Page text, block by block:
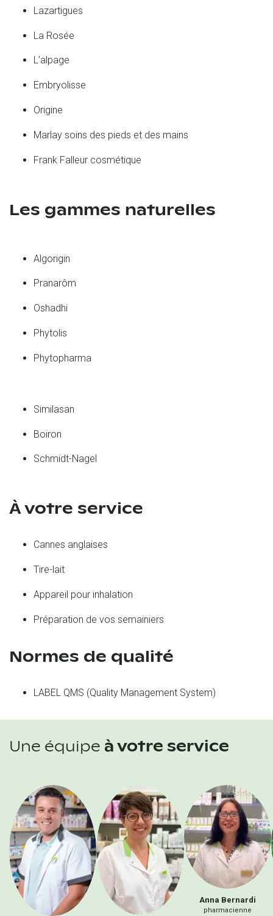
Lazartigues
La Rosée
L’alpage
Embryolisse
Origine
Marlay soins des pieds et des mains
Frank Falleur cosmétique
Les gammes naturelles
Algorigin
Pranarôm
Oshadhi
Phytolis
Phytopharma
Similasan
Boiron
Schmidt-Nagel
À votre service
Cannes anglaises
Tire-lait
Appareil pour inhalation
Préparation de vos semainiers
Normes de qualité
LABEL QMS (Quality Management System)
Une équipe à votre service
Anna Bernardi
pharmacienne